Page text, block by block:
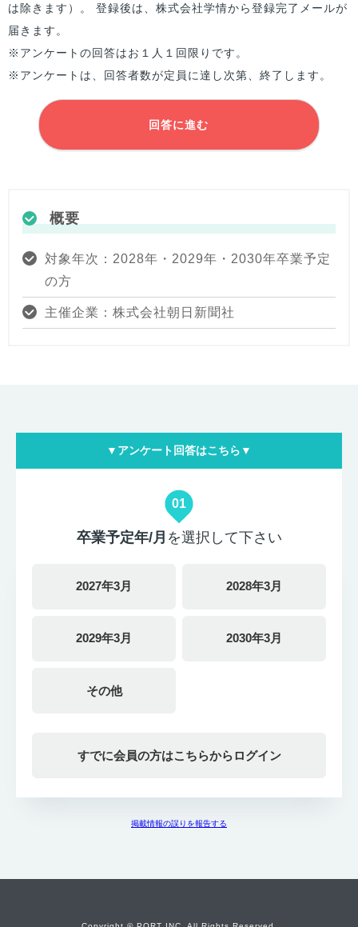
は除きます）。 登録後は、株式会社学情から登録完了メールが
届きます。
※アンケートの回答はお１人１回限りです。
※アンケートは、回答者数が定員に達し次第、終了します。
回答に進む
概要
対象年次：2028年・2029年・2030年卒業予定
の方
主催企業：株式会社朝日新聞社
▼アンケート回答はこちら▼
01
卒業予定年/月 を選択して下さい
2027年3月 2028年3月
2029年3月 2030年3月
その他
すでに会員の方はこちらからログイン
掲載情報の誤りを報告する